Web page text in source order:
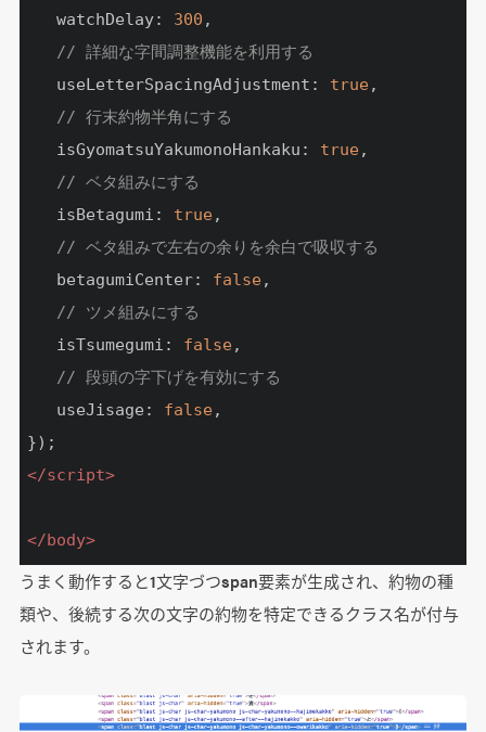
   watchDelay:
300 ,
// 詳細な字間調整機能を利用する
   useLetterSpacingAdjustment:
true,
// 行末約物半角にする
   isGyomatsuYakumonoHankaku:
true,
// ベタ組みにする
   isBetagumi:
true,
// ベタ組みで左右の余りを余白で吸収する
   betagumiCenter:
false,
// ツメ組みにする
   isTsumegumi:
false,
// 段頭の字下げを有効にする
   useJisage:
false,
</script>
</body>
うまく動作すると1文字づつspan要素が生成され、約物の種
類や、後続する次の文字の約物を特定できるクラス名が付与
されます。